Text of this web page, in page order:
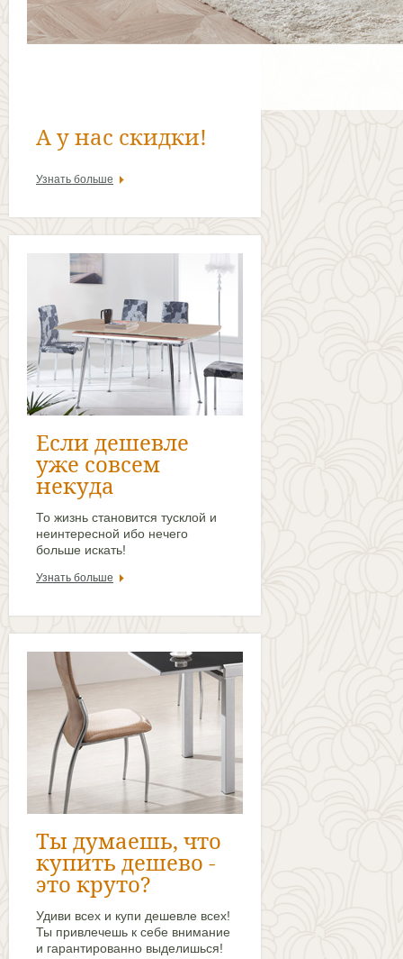
А у нас скидки!
Узнать больше
Если дешевле
уже совсем
некуда
То жизнь становится тусклой и
неинтересной ибо нечего
больше искать!
Узнать больше
Ты думаешь, что
купить дешево -
это круто?
Удиви всех и купи дешевле всех!
Ты привлечешь к себе внимание
и гарантированно выделишься!